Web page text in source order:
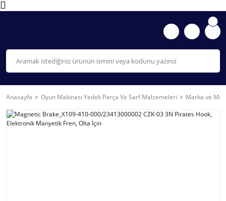
Anasayfa Oyun Makinası Yedek Parça Ve Sarf Malzemeleri Marka ve